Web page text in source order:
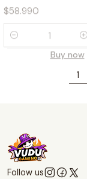
Quantity
1
Follow us